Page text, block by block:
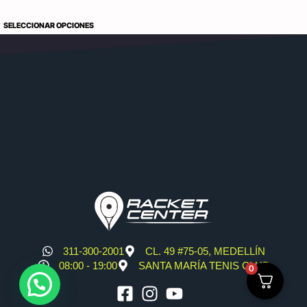
SELECCIONAR OPCIONES
311-300-2001
CL. 49 #75-05, MEDELLÍN
08:00 - 19:00
SANTA MARÍA TENIS CLUB
0